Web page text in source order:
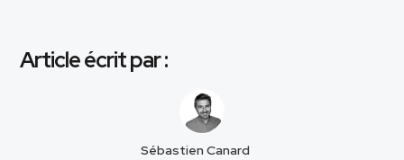
Article écrit par :
Sébastien Canard